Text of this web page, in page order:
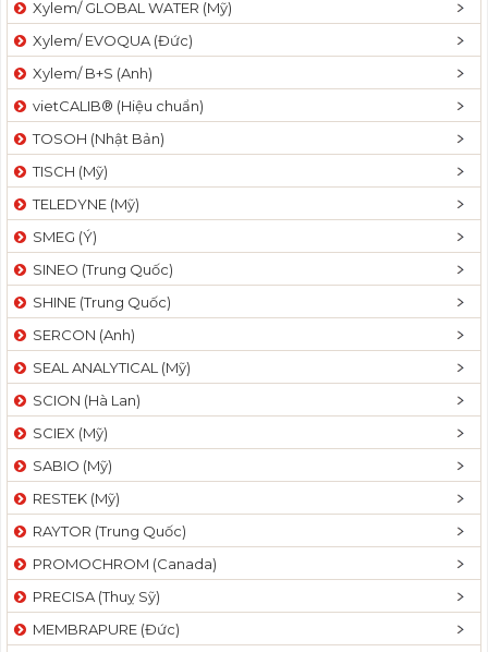
v
a
t
n
Xylem/ GLOBAL WATER (Mỹ)
Xylem/ EVOQUA (Đức)
Xylem/ B+S (Anh)
vietCALIB® (Hiệu chuẩn)
TOSOH (Nhật Bản)
TISCH (Mỹ)
TELEDYNE (Mỹ)
SMEG (Ý)
SINEO (Trung Quốc)
SHINE (Trung Quốc)
SERCON (Anh)
SEAL ANALYTICAL (Mỹ)
SCION (Hà Lan)
SCIEX (Mỹ)
SABIO (Mỹ)
RESTEK (Mỹ)
RAYTOR (Trung Quốc)
PROMOCHROM (Canada)
PRECISA (Thuỵ Sỹ)
MEMBRAPURE (Đức)